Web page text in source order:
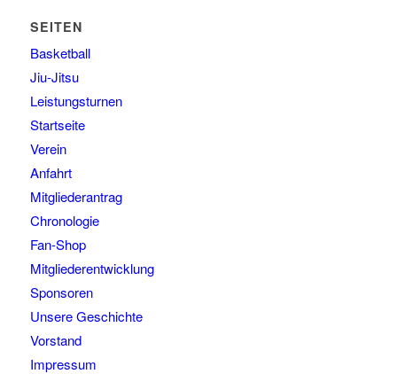
SEITEN
Basketball
Jiu-Jitsu
Leistungsturnen
Startseite
Verein
Anfahrt
Mitgliederantrag
Chronologie
Fan-Shop
Mitgliederentwicklung
Sponsoren
Unsere Geschichte
Vorstand
Impressum